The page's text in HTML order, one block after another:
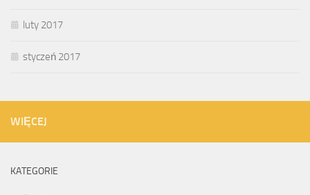
luty 2017
styczeń 2017
WIĘCEJ
KATEGORIE